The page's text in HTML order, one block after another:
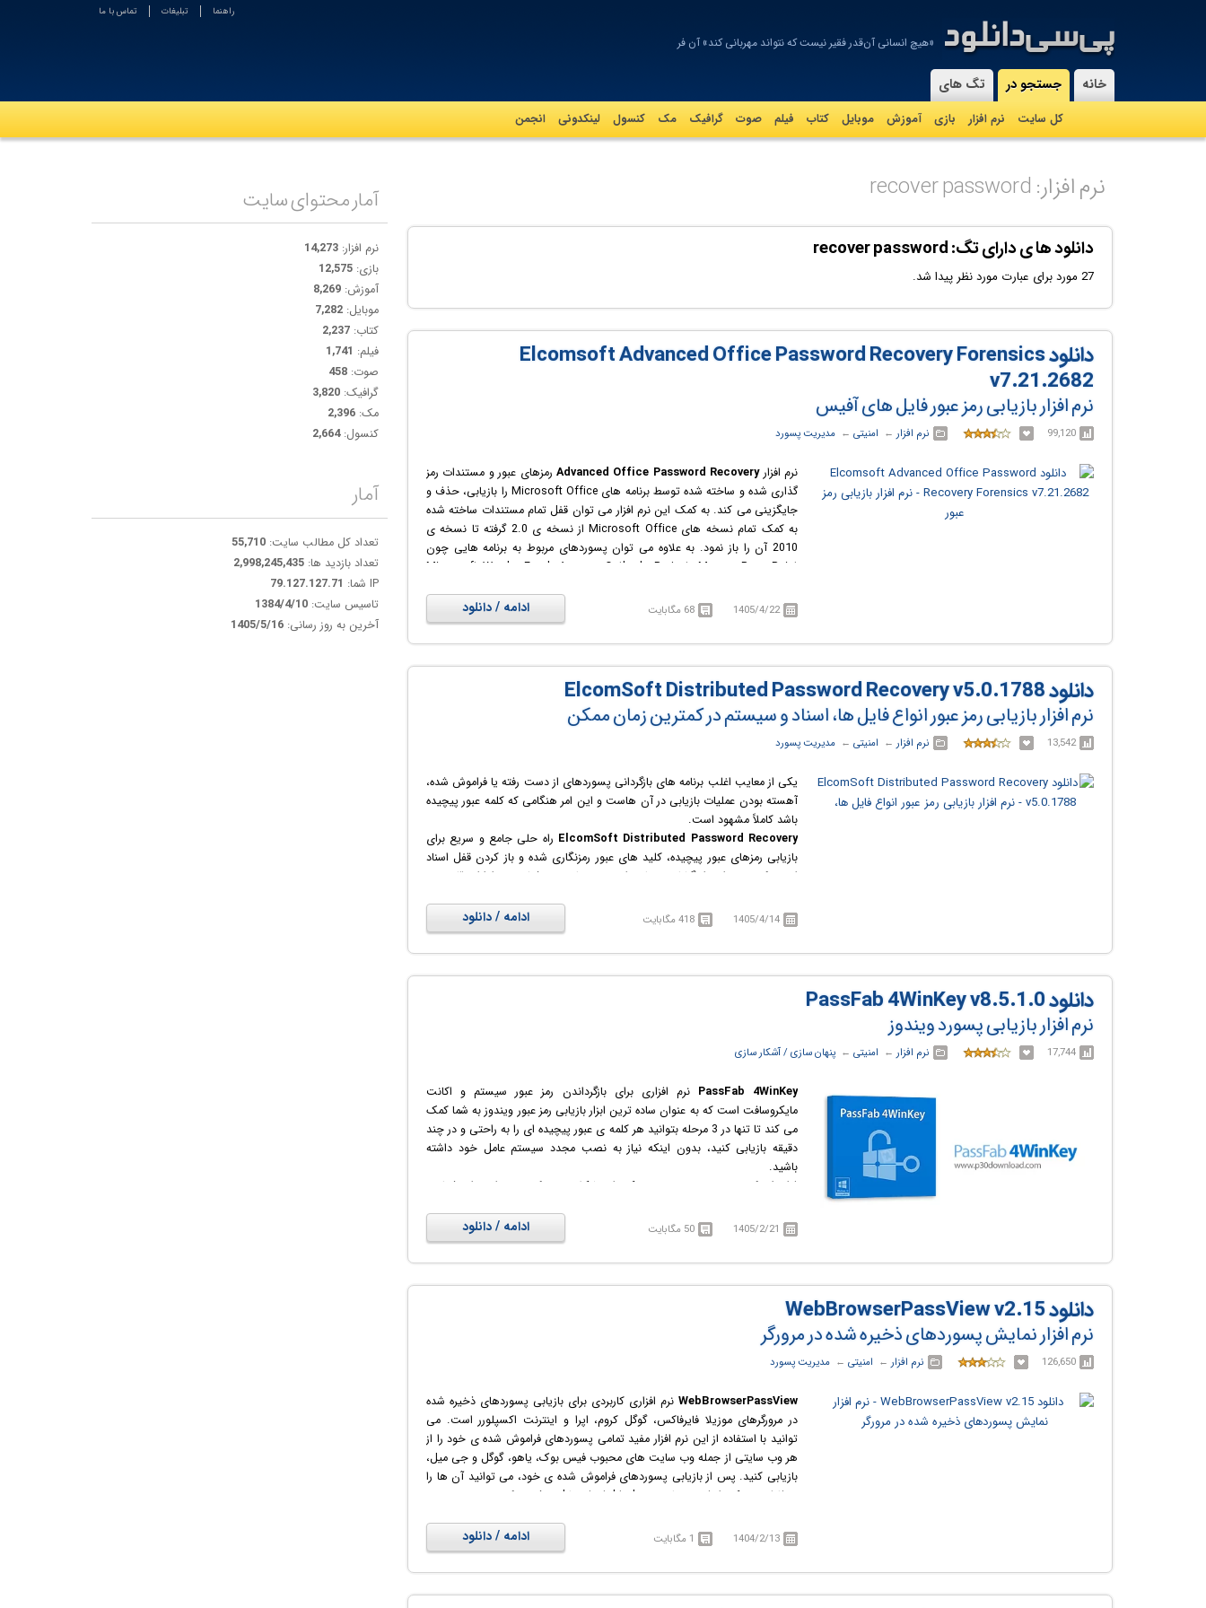
-
«هیچ انسانی آن‌قدر فقیر نیست که نتواند مهربانی کند» آن فرانک
راهنما تبلیغات تماس با ما
خانه جستجو در
کل سایت نرم افزار بازی آموزش موبايل کتاب فیلم صوت گرافيک مک کنسول لینکدونی انجمن
تگ های
نرم افزار: recover password
دانلود ها ی دارای تگ: recover password
27 مورد برای عبارت مورد نظر پیدا شد.
دانلود Elcomsoft Advanced Office Password Recovery Forensics
v7.21.2682
نرم افزار بازیابی رمز عبور فایل های آفیس
99,120 نرم افزار ← ‏ امنیتی ← ‏ مدیریت پسورد
نرم افزارAdvanced Office Password Recovery رمزهای عبور و مستندات رمز
گذاری شده و ساخته شده توسط برنامه های Microsoft Office را بازیابی، حذف و
جایگزینی می کند. به کمک این نرم افزار می توان قفل تمام مستندات ساخته شده
به کمک تمام نسخه های Microsoft Office از نسخه ی 2.0 گرفته تا نسخه ی
2010 آن را باز نمود. به علاوه می توان پسوردهای مربوط به برنامه هایی چون
Microsoft Word، Excel ،Access ،Outlook ،Project ،Money ،PowerPoint
1405/4/22 68 مگابایت ادامه / دانلود
دانلود ElcomSoft Distributed Password Recovery v5.0.1788
نرم افزار بازیابی رمز عبور انواع فایل ها، اسناد و سیستم در کمترین زمان ممکن
13,542 نرم افزار ← ‏ امنیتی ← ‏ مدیریت پسورد
یکی از معایب اغلب برنامه های بازگردانی پسوردهای از دست رفته یا فراموش شده،
آهسته بودن عملیات بازیابی در آن هاست و این امر هنگامی که کلمه عبور پیچیده
باشد کاملاً مشهود است.
ElcomSoft Distributed Password Recovery راه حلی جامع و سریع برای
بازیابی رمزهای عبور پیچیده، کلید های عبور رمزنگاری شده و باز کردن قفل اسناد
است. که می تواند راه گشای بسیاری از پرونده های جرم شناسی در ادارات قانونی و
که از طریق ایستگاه های کاری متعدد در اینترنت و یا شبکه های LAN با یکدیگر
ارتباط دارند نیز کاربرد دارد. سرعت بالای بازگشایی رمز های عبور از ویژگی های بارز و
قابل توجه این نرم افزار محسوب می‌شود. این نرم افزار برای سرعت بخشیدن به
عملیات بازیابی رمزهای عبور از تکنولوژی های منحصربفردی استفاده می کند که می
1405/4/14 418 مگابایت ادامه / دانلود
دانلود PassFab 4WinKey v8.5.1.0
نرم افزار بازیابی پسورد ویندوز
17,744 نرم افزار ← ‏ امنیتی ← ‏ پنهان سازی / آشکار سازی
PassFab 4WinKey نرم افزاری برای بازگرداندن رمز عبور سیستم و اکانت
مایکروسافت است که به عنوان ساده ترین ابزار بازیابی رمز عبور ویندوز به شما کمک
می کند تا تنها در 3 مرحله بتوانید هر کلمه ی عبور پیچیده ای را به راحتی و در چند
دقیقه بازیابی کنید، بدون اینکه نیاز به نصب مجدد سیستم عامل خود داشته
باشید.
فراموش کردن رمز ورود به سیستم یکی از مشکلاتیست که می تواند برای شما نیز
ذخیره کرده باشید و بخواهید که بدون از دست رفتن این اطلاعات، پسورد سیستم
PassFab 4WinKey شما را قادر می سازد تا از طریق رایت تنظیمات بر روی
CD/DVD یا فلش USB و بوت کردن بتوانید پسورد جدیدی را برای ویندوز خود
تنظیم کنید. این نرم افزار مرحله به مرحله شما را راهنمایی می کند.
1405/2/21 50 مگابایت ادامه / دانلود
دانلود WebBrowserPassView v2.15
نرم افزار نمایش پسوردهای ذخیره شده در مرورگر
126,650 نرم افزار ← ‏ امنیتی ← ‏ مدیریت پسورد
WebBrowserPassView نرم افزاری کاربردی برای بازیابی پسوردهای ذخیره شده
در مرورگرهای موزیلا فایرفاکس، گوگل کروم، اپرا و اینترنت اکسپلورر است. می
توانید با استفاده از این نرم افزار مفید تمامی پسوردهای فراموش شده ی خود را از
هر وب سایتی از جمله وب سایت های محبوب فیس بوک، یاهو، گوگل و جی میل،
بازیابی کنید. پس از بازیابی پسوردهای فراموش شده ی خود، می توانید آن ها را
در فایلی به یکی از فرمت های text, html, csv و یا xml ذخیره کنید.
1404/2/13 1 مگابایت ادامه / دانلود
آمار محتوای سایت
نرم افزار: 14,273
بازی: 12,575
آموزش: 8,269
موبایل: 7,282
کتاب: 2,237
فیلم: 1,741
صوت: 458
گرافیک: 3,820
مک: 2,396
کنسول:2,664
آمار
تعداد کل مطالب سایت: 55,710
تعداد بازدید ها: 2,998,245,435
IP شما:
79.127.127.71
تاسیس سایت: 1384/4/10
آخرین به روز رسانی: 1405/5/16